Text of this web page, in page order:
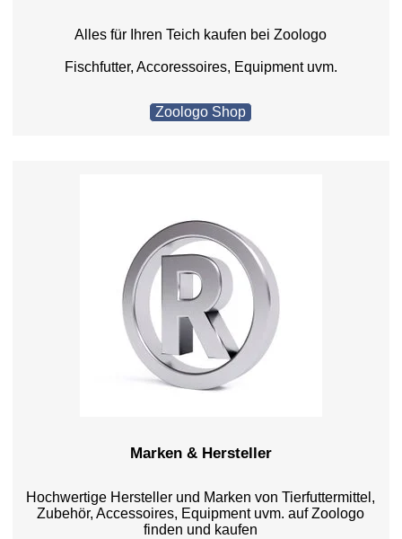
Alles für Ihren Teich kaufen bei Zoologo
Fischfutter, Accoressoires, Equipment uvm.
Zoologo Shop
Marken & Hersteller
Hochwertige Hersteller und Marken von Tierfuttermittel,
Zubehör, Accessoires, Equipment uvm. auf Zoologo
finden und kaufen